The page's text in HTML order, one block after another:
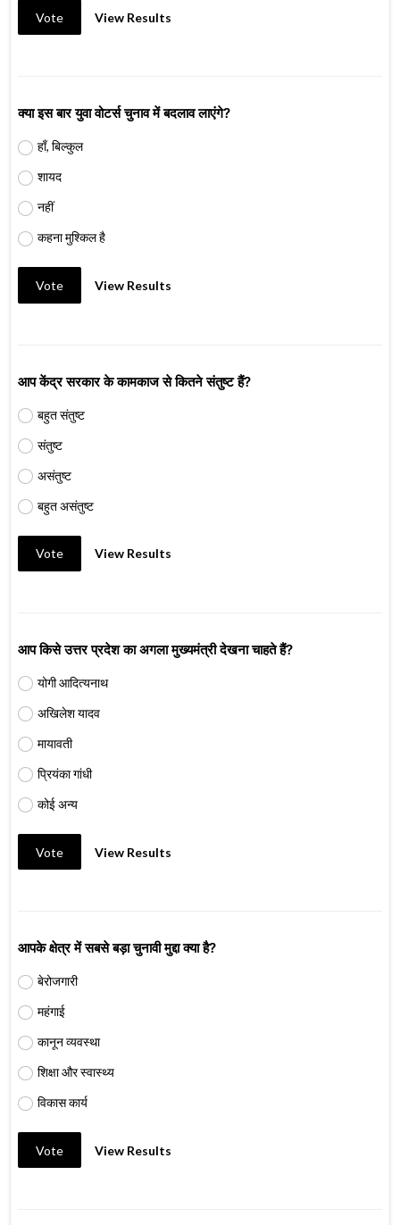
Vote View Results
क्या इस बार युवा वोटर्स चुनाव में बदलाव लाएंगे?
हाँ, बिल्कुल
शायद
नहीं
कहना मुश्किल है
Vote View Results
आप केंद्र सरकार के कामकाज से कितने संतुष्ट हैं?
बहुत संतुष्ट
संतुष्ट
असंतुष्ट
बहुत असंतुष्ट
Vote View Results
आप किसे उत्तर प्रदेश का अगला मुख्यमंत्री देखना चाहते हैं?
योगी आदित्यनाथ
अखिलेश यादव
मायावती
प्रियंका गांधी
कोई अन्य
Vote View Results
आपके क्षेत्र में सबसे बड़ा चुनावी मुद्दा क्या है?
बेरोजगारी
महंगाई
कानून व्यवस्था
शिक्षा और स्वास्थ्य
विकास कार्य
Vote View Results